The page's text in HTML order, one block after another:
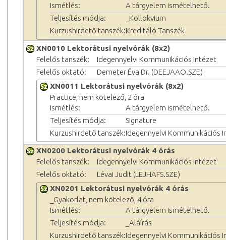
Ismétlés:
A tárgyelem ismételhető.
Teljesítés módja:
_Kollokvium
Kurzushirdető tanszék:Kreditáló Tanszék
XN0010 Lektorátusi nyelvórák (8x2)
Felelős tanszék:
Idegennyelvi Kommunikációs Intézet
Felelős oktató:
Demeter Éva Dr. (DEEJAAO.SZE)
XN0011 Lektorátusi nyelvórák (8x2)
Practice, nem kötelező, 2 óra
Ismétlés:
A tárgyelem ismételhető.
Teljesítés módja:
Signature
Kurzushirdető tanszék:Idegennyelvi Kommunikációs
XN0200 Lektorátusi nyelvórák 4 órás
Felelős tanszék:
Idegennyelvi Kommunikációs Intézet
Felelős oktató:
Lévai Judit (LEJHAFS.SZE)
XN0201 Lektorátusi nyelvórák 4 órás
_Gyakorlat, nem kötelező, 4 óra
Ismétlés:
A tárgyelem ismételhető.
Teljesítés módja:
_Aláírás
Kurzushirdető tanszék:Idegennyelvi Kommunikációs